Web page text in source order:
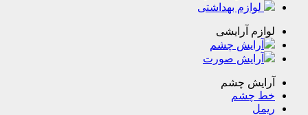
بهداشتی
آرایشی
چشم
صورت
چشم
چشم